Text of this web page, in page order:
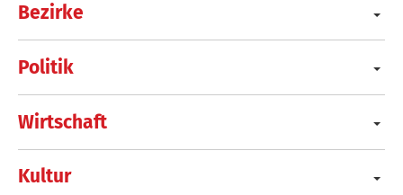
Bezirke
Politik
Wirtschaft
Kultur